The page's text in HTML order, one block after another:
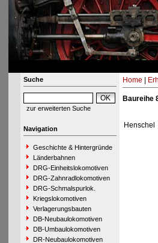
Suche
zur erweiterten Suche
Navigation
Geschichte & Hintergründe
Länderbahnen
DRG-Einheitslokomotiven
DRG-Zahnradlokomotiven
DRG-Schmalspurlok.
Kriegslokomotiven
Verlagerungsbauten
DB-Neubaulokomotiven
DB-Umbaulokomotiven
DR-Neubaulokomotiven
Home
Baureihe
Henschel